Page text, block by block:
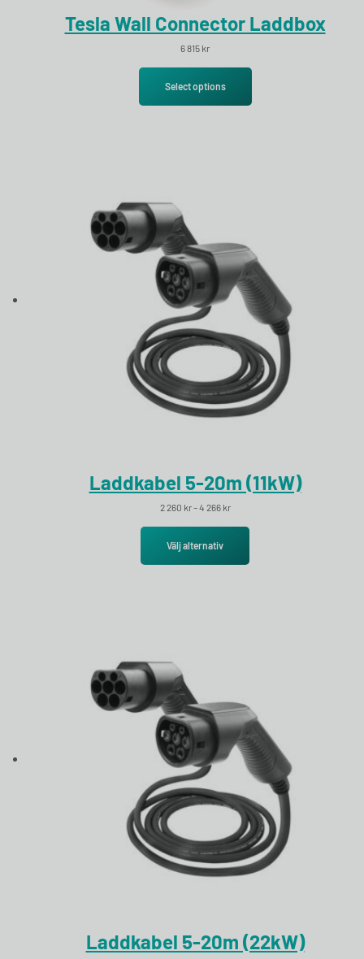
Tesla Wall Connector Laddbox
6 815 kr
Select options
Laddkabel 5-20m (11kW)
2 260 kr–4 266 krPrisintervall: 2 260 kr till 4 266 kr
Välj alternativ
Laddkabel 5-20m (22kW)